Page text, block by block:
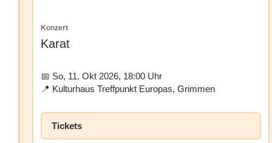
Konzert
Karat
So, 11. Okt 2026, 18:00 Uhr
Kulturhaus Treffpunkt Europas, Grimmen
Tickets